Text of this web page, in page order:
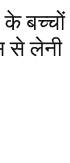
बच्चों
से लेनी